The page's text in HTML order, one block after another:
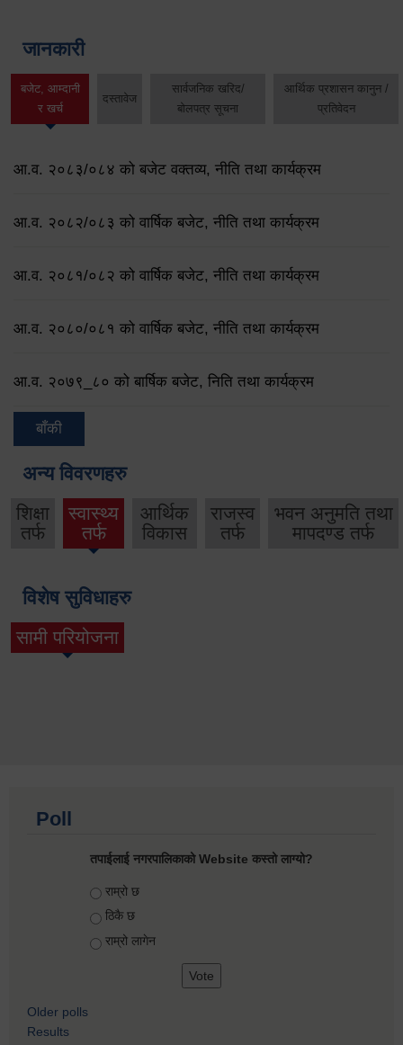
जानकारी
बजेट, आम्दानी
र खर्च
दस्तावेज
सार्वजनिक खरिद/
बोलपत्र सूचना
आर्थिक प्रशासन कानुन /
प्रतिवेदन
आ.व. २०८३/०८४ को बजेट वक्तव्य, नीति तथा कार्यक्रम
आ.व. २०८२/०८३ को वार्षिक बजेट, नीति तथा कार्यक्रम
आ.व. २०८१/०८२ को वार्षिक बजेट, नीति तथा कार्यक्रम
आ.व. २०८०/०८१ को वार्षिक बजेट, नीति तथा कार्यक्रम
आ.व. २०७९‌_८० को बार्षिक बजेट, निति तथा कार्यक्रम
बाँकी
अन्य विवरणहरु
शिक्षा
तर्फ
स्वास्थ्य
तर्फ
आर्थिक
विकास
राजस्व
तर्फ
भवन अनुमति तथा
मापदण्ड तर्फ
विशेष सुविधाहरु
सामी परियोजना
(active tab)
Poll
तपाईलाई नगरपालिकाको Website कस्तो लाग्यो?
Choices
राम्रो छ
ठिकै छ
राम्रो लागेन
Older polls
Results